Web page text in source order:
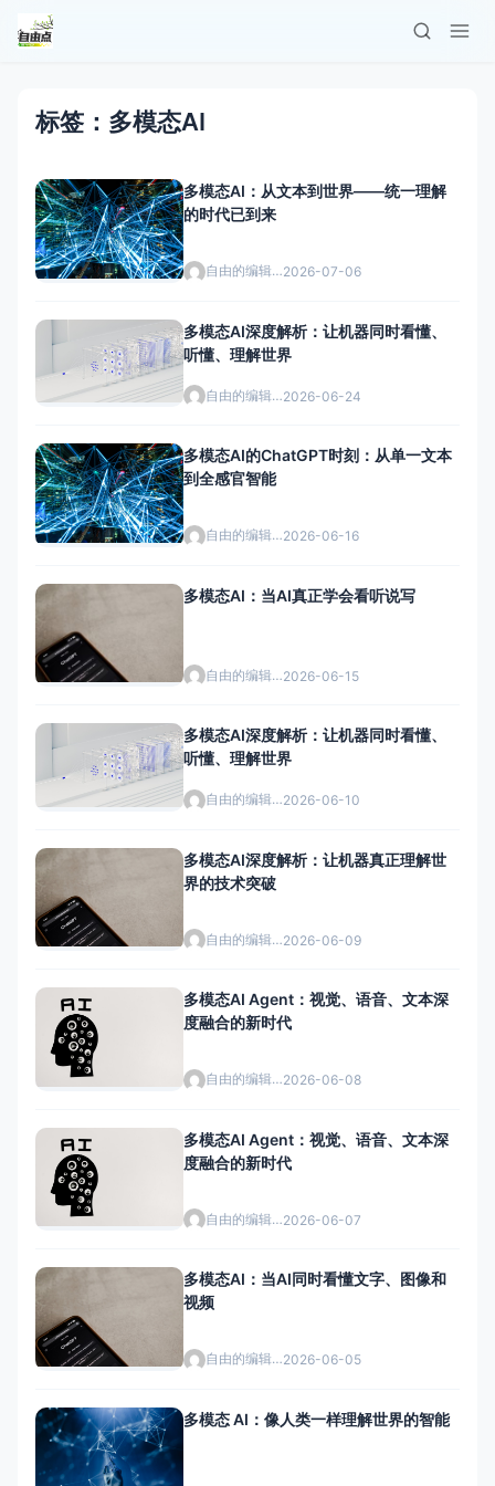
标签：多模态AI
多模态AI：从文本到世界——统一理解
的时代已到来
自由的编辑者2026-07-06
多模态AI深度解析：让机器同时看懂、
听懂、理解世界
自由的编辑者2026-06-24
多模态AI的ChatGPT时刻：从单一文本
到全感官智能
自由的编辑者2026-06-16
多模态AI：当AI真正学会看听说写
自由的编辑者2026-06-15
多模态AI深度解析：让机器同时看懂、
听懂、理解世界
自由的编辑者2026-06-10
多模态AI深度解析：让机器真正理解世
界的技术突破
自由的编辑者2026-06-09
多模态AI Agent：视觉、语音、文本深
度融合的新时代
自由的编辑者2026-06-08
多模态AI Agent：视觉、语音、文本深
度融合的新时代
自由的编辑者2026-06-07
多模态AI：当AI同时看懂文字、图像和
视频
自由的编辑者2026-06-05
多模态 AI：像人类一样理解世界的智能